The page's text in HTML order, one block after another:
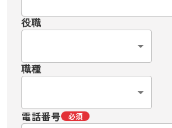
役職
職種
電話番号 必須